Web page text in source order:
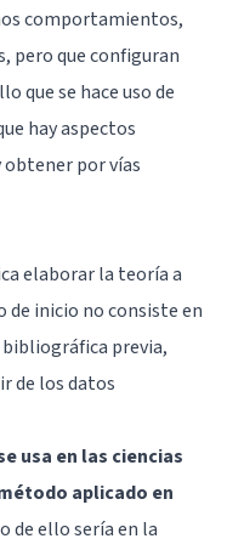
comportamientos,
pero que configuran
que se hace uso de
hay aspectos
por vías
elaborar la teoría a
de inicio no consiste en
previa,
de los datos
usa en las ciencias
aplicado en
de ello sería en la